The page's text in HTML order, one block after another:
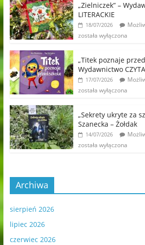
„Zielniczek” –
LITERACKIE
18/07/2026
została wyłączona
„Titek poznaje
Wydawnictwo
17/07/2026
została wyłączona
„Sekrety ukryte za
Szanecka – Żołdak
14/07/2026
została wyłączona
Archiwa
sierpień 2026
lipiec 2026
czerwiec 2026